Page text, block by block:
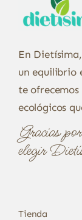
En
un equilibrio
te
ecológicos
Gracias
elegir
Tienda